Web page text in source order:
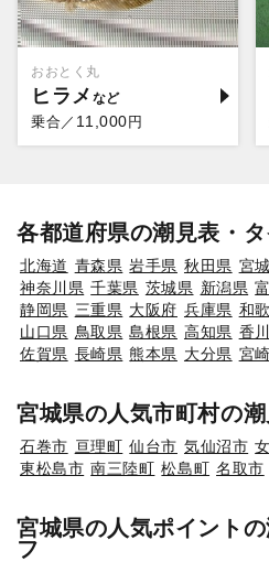
おおとく丸
ヒラメ
乗合／ 11,000円
各都道府県の潮見表・
北海道 青森県 岩手県 秋田県 宮
神奈川県 千葉県 茨城県 新潟県
静岡県 三重県 大阪府 兵庫県 和
山口県 鳥取県 島根県 高知県 香
佐賀県 長崎県 熊本県 大分県 宮
宮城県の人気市町村の
石巻市 亘理町 仙台市 気仙沼市
東松島市 南三陸町 松島町 名取市
宮城県の人気ポイント
フ